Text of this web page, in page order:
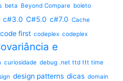
beta Beyond Compare boleto
c#3.0 C#5.0 c#7.0 Cache
code first codeplex codeplex
e
curiosidade debug .net ttd ttt time
design patterns dicas domain